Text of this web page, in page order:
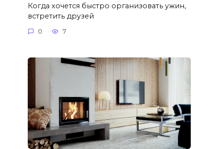
Когда хочется быстро организовать ужин,
встретить друзей
0 7